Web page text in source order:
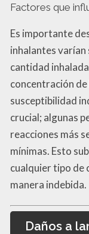
Factores que
Es importante
inhalantes
cantidad
concentración de
susceptibilidad
crucial; algunas
reacciones más
mínimas. Esto
cualquier tipo de
manera indebida.
Daños a